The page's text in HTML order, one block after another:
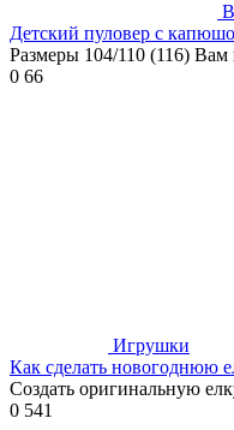
Детский пуловер с
Размеры 104/110 (116) Вам
0 66
Игрушки
Как сделать новогоднюю
Создать оригинальную
0 541